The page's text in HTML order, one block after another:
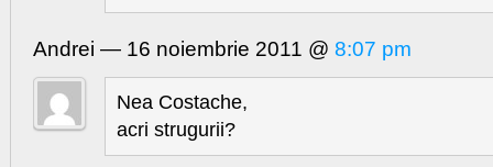
Andrei — 16 noiembrie 2011 @ 8:07 pm
Nea Costache,
acri strugurii?